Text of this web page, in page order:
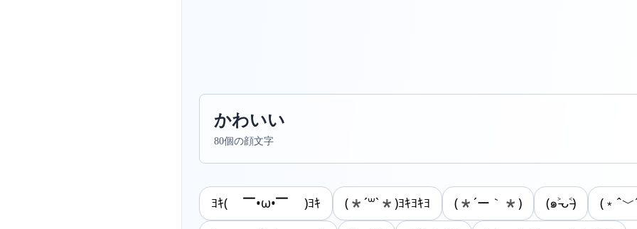
かわいい
80個の顔文字
ﾖｷ( ▔•ω•▔ )ﾖｷ (*´꒳`*)ﾖｷﾖｷﾖ (*´ー｀*) (๑˃̵ᴗ˂̵)